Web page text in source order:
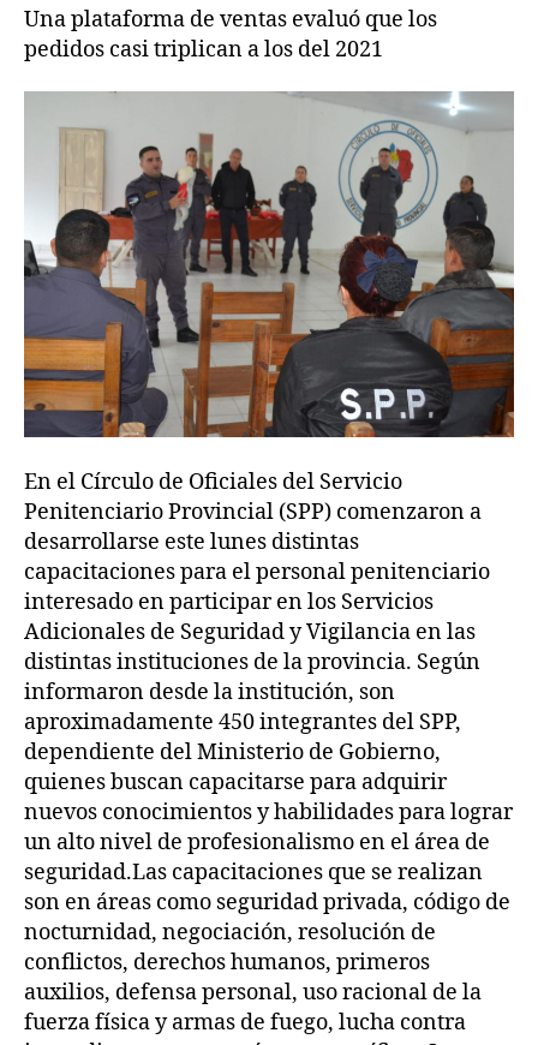
Una plataforma de ventas evaluó que los
pedidos casi triplican a los del 2021
En el Círculo de Oficiales del Servicio
Penitenciario Provincial (SPP) comenzaron a
desarrollarse este lunes distintas
capacitaciones para el personal penitenciario
interesado en participar en los Servicios
Adicionales de Seguridad y Vigilancia en las
distintas instituciones de la provincia. Según
informaron desde la institución, son
aproximadamente 450 integrantes del SPP,
dependiente del Ministerio de Gobierno,
quienes buscan capacitarse para adquirir
nuevos conocimientos y habilidades para lograr
un alto nivel de profesionalismo en el área de
seguridad.Las capacitaciones que se realizan
son en áreas como seguridad privada, código de
nocturnidad, negociación, resolución de
conflictos, derechos humanos, primeros
auxilios, defensa personal, uso racional de la
fuerza física y armas de fuego, lucha contra